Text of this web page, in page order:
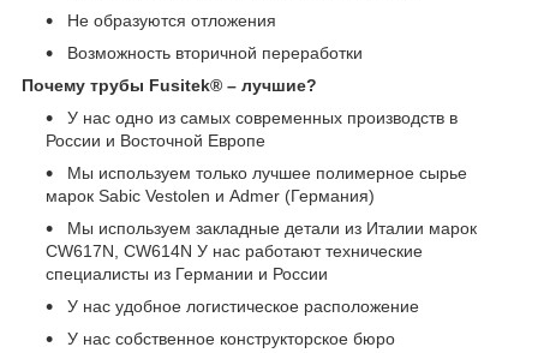
Не образуются отложения
Возможность вторичной переработки
Почему трубы Fusitek® – лучшие?
У нас одно из самых современных производств в
России и Восточной Европе
Мы используем только лучшее полимерное сырье
марок Sabic Vestolen и Admer (Германия)
Мы используем закладные детали из Италии марок
CW617N, CW614N У нас работают технические
специалисты из Германии и России
У нас удобное логистическое расположение
У нас собственное конструкторское бюро